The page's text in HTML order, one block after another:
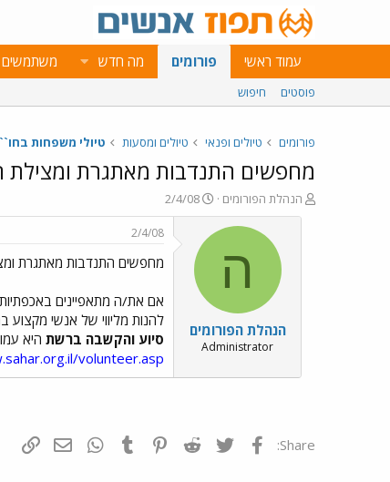
עמוד ראשי פורומים מה חדש משתמשים
פוסטים חיפוש
פורומים טיולים ופנאי טיולים ומסעות טיולי משפחות
מחפשים התנדבות מאתגרת ומצילת
פ
ו
הנהלת הפורומים
פ
ו
ס
ם
ב
ת
ר
2/4/08
ה
הנהלת הפורומים
Administrator
2/4/08
מחפשים התנדבות מאתגרת
אם את/ה מתאפיינים
להנות מליווי של אנשי
סיוע והקשבה ברשת היא
volunteer.asp
Share: פייסבוק Twitter
Reddit
Pinterest
Tumblr
WhatsApp
דואר